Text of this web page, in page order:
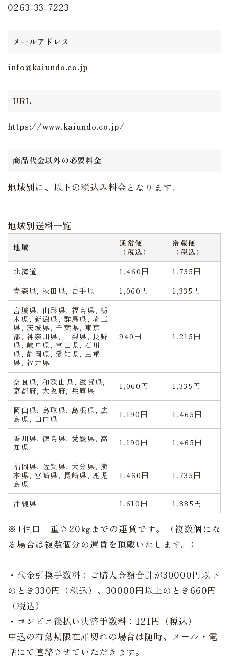
0263-33-7223
メールアドレス
info@kaiundo.co.jp
URL
https://www.kaiundo.co.jp/
商品代金以外の必要料金
地域別に、以下の税込み料金となります。
地域別送料一覧
地域
通常便
（税込）
冷蔵便
（税込）
北海道
1,460円
1,735円
青森県, 秋田県, 岩手県
1,060円
1,335円
宮城県, 山形県, 福島県, 栃
木県, 新潟県, 群馬県, 埼玉
県, 茨城県, 千葉県, 東京
都, 神奈川県, 山梨県, 長野
県, 岐阜県, 富山県, 石川
県, 静岡県, 愛知県, 三重
県, 福井県
940円 1,215円
奈良県, 和歌山県, 滋賀県,
京都府, 大阪府, 兵庫県
1,060円 1,335円
岡山県, 鳥取県, 島根県, 広
島県, 山口県
1,190円 1,465円
香川県, 徳島県, 愛媛県, 高
知県
1,190円 1,465円
福岡県, 佐賀県, 大分県, 熊
本県, 宮崎県, 長崎県, 鹿児
島県
1,460円 1,735円
沖縄県 1,610円 1,885円
※1個口 重さ20kgまでの運賃です。（複数個にな
る場合は複数個分の運賃を頂戴いたします。）
・代金引換手数料：ご購入金額合計が30000円以下
のとき330円（税込）、30000円以上のとき660円
（税込）
・コンビニ後払い決済手数料：121円（税込）
申込の有効期限在庫切れの場合は随時、メール・電
話にて連絡させていただきます。